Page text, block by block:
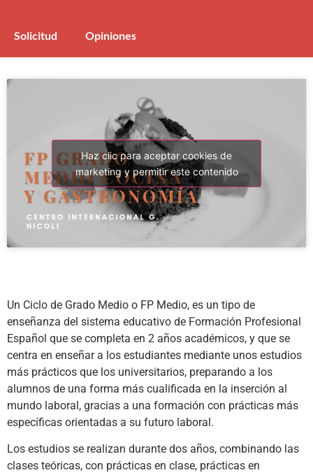
Solicitud Opiniones
Haz clic para aceptar cookies de
marketing y permitir este contenido
Un Ciclo de Grado Medio o FP Medio, es un tipo de
enseñanza del sistema educativo de Formación Profesional
Español que se completa en 2 años académicos, y que se
centra en enseñar a los estudiantes mediante unos estudios
más prácticos que los universitarios, preparando a los
alumnos de una forma más cualificada en la inserción al
mundo laboral, gracias a una formación con prácticas más
específicas orientadas a su futuro laboral.
Los estudios se realizan durante dos años, combinando las
clases teóricas, con prácticas en clase, prácticas en